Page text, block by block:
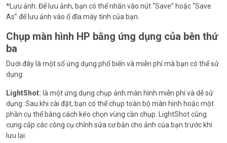
*Lưu ảnh: Để lưu ảnh, bạn có thể nhấn vào nút “Save” hoặc “Save
As” để lưu ảnh vào ổ đĩa máy tính của bạn.
Chụp màn hình HP bằng ứng dụng của bên thứ
ba
Dưới đây là một số ứng dụng phổ biến và miễn phí mà bạn có thể sử
dụng:
LightShot: là một ứng dụng chụp ảnh màn hình miễn phí và dễ sử
dụng. Sau khi cài đặt, bạn có thể chụp toàn bộ màn hình hoặc một
phần cụ thể bằng cách kéo chọn vùng cần chụp. LightShot cũng
cung cấp các công cụ chỉnh sửa cơ bản cho ảnh của bạn trước khi
lưu lại.